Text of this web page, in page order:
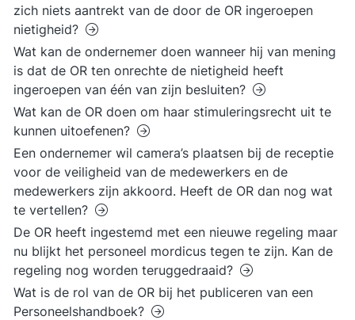
zich niets aantrekt van de door de OR ingeroepen
nietigheid?
Wat kan de ondernemer doen wanneer hij van mening
is dat de OR ten onrechte de nietigheid heeft
ingeroepen van één van zijn besluiten?
Wat kan de OR doen om haar stimuleringsrecht uit te
kunnen uitoefenen?
Een ondernemer wil camera’s plaatsen bij de receptie
voor de veiligheid van de medewerkers en de
medewerkers zijn akkoord. Heeft de OR dan nog wat
te vertellen?
De OR heeft ingestemd met een nieuwe regeling maar
nu blijkt het personeel mordicus tegen te zijn. Kan de
regeling nog worden teruggedraaid?
Wat is de rol van de OR bij het publiceren van een
Personeelshandboek?